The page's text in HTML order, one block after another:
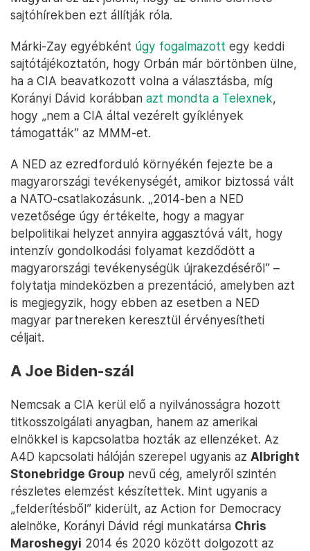
sajtóhírekben ezt állítják róla.
Márki-Zay egyébként úgy fogalmazott egy keddi
sajtótájékoztatón, hogy Orbán már börtönben ülne,
ha a CIA beavatkozott volna a választásba, míg
Korányi Dávid korábban azt mondta a Telexnek,
hogy „nem a CIA által vezérelt gyíklények
támogatták” az MMM-et.
A NED az ezredforduló környékén fejezte be a
magyarországi tevékenységét, amikor biztossá vált
a NATO-csatlakozásunk. „2014-ben a NED
vezetősége úgy értékelte, hogy a magyar
belpolitikai helyzet annyira aggasztóvá vált, hogy
intenzív gondolkodási folyamat kezdődött a
magyarországi tevékenységük újrakezdéséről” –
folytatja mindeközben a prezentáció, amelyben azt
is megjegyzik, hogy ebben az esetben a NED
magyar partnereken keresztül érvényesítheti
céljait.
A Joe Biden-szál
Nemcsak a CIA kerül elő a nyilvánosságra hozott
titkosszolgálati anyagban, hanem az amerikai
elnökkel is kapcsolatba hozták az ellenzéket. Az
A4D kapcsolati hálóján szerepel ugyanis az Albright
Stonebridge Group nevű cég, amelyről szintén
részletes elemzést készítettek. Mint ugyanis a
„felderítésből” kiderült, az Action for Democracy
alelnöke, Korányi Dávid régi munkatársa Chris
Maroshegyi 2014 és 2020 között dolgozott az